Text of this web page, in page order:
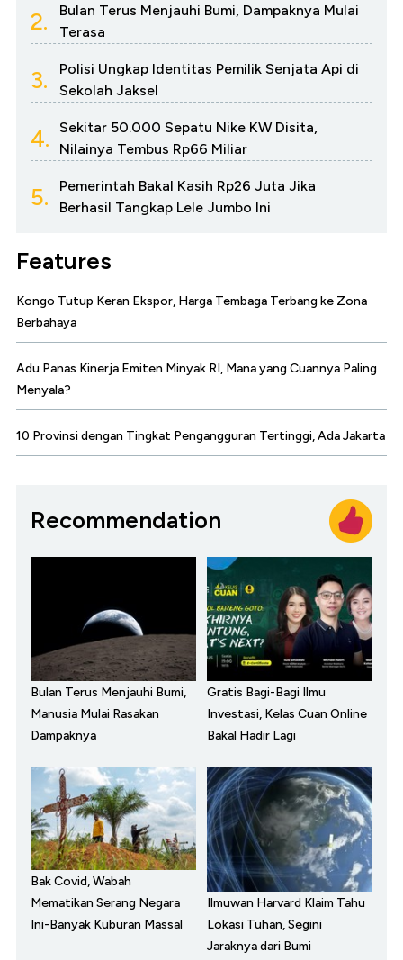
2.
Bulan Terus Menjauhi Bumi, Dampaknya Mulai
Terasa
3.
Polisi Ungkap Identitas Pemilik Senjata Api di
Sekolah Jaksel
4.
Sekitar 50.000 Sepatu Nike KW Disita,
Nilainya Tembus Rp66 Miliar
5.
Pemerintah Bakal Kasih Rp26 Juta Jika
Berhasil Tangkap Lele Jumbo Ini
Features
Kongo Tutup Keran Ekspor, Harga Tembaga Terbang ke Zona
Berbahaya
Adu Panas Kinerja Emiten Minyak RI, Mana yang Cuannya Paling
Menyala?
10 Provinsi dengan Tingkat Pengangguran Tertinggi, Ada Jakarta
Recommendation
Bulan Terus Menjauhi Bumi,
Manusia Mulai Rasakan
Dampaknya
Gratis Bagi-Bagi Ilmu
Investasi, Kelas Cuan Online
Bakal Hadir Lagi
Bak Covid, Wabah
Mematikan Serang Negara
Ini-Banyak Kuburan Massal
Ilmuwan Harvard Klaim Tahu
Lokasi Tuhan, Segini
Jaraknya dari Bumi